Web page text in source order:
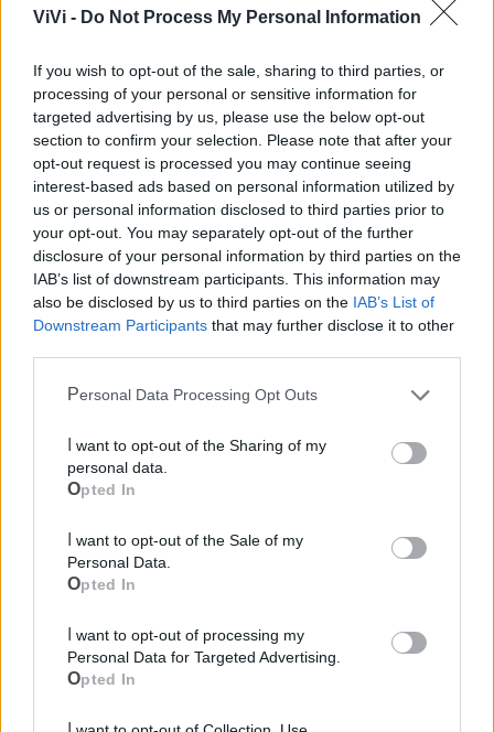
ViVi - Do Not Process My Personal Information
If you wish to opt-out of the sale, sharing to third parties, or
processing of your personal or sensitive information for
targeted advertising by us, please use the below opt-out
section to confirm your selection. Please note that after your
opt-out request is processed you may continue seeing
interest-based ads based on personal information utilized by
us or personal information disclosed to third parties prior to
your opt-out. You may separately opt-out of the further
disclosure of your personal information by third parties on the
IAB’s list of downstream participants. This information may
also be disclosed by us to third parties on the IAB’s List of
Downstream Participants that may further disclose it to other
Personal Data Processing Opt Outs
personal data.
Opted In
Personal Data.
Opted In
Personal Data for Targeted Advertising.
Opted In
Mondo CIA